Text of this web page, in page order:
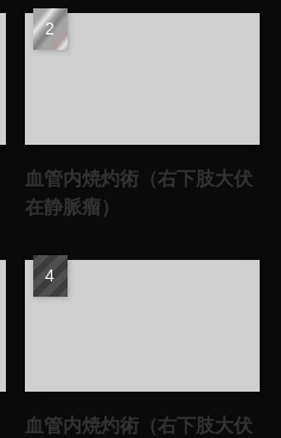
血管内焼灼術（右下肢大伏
在静脈瘤）
血管内焼灼術（右下肢大伏